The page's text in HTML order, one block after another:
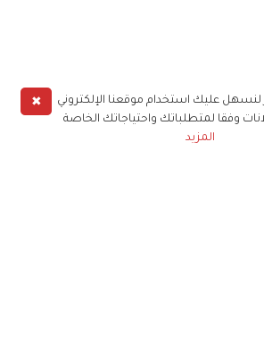
✖
عليك استخدام موقعنا الإلكتروني
وفقا لمتطلباتك واحتياجاتك الخاصة
المزيد